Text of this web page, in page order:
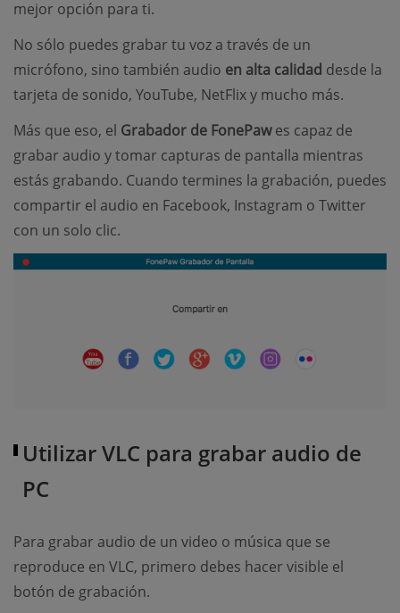
mejor opción para ti.
No sólo puedes grabar tu voz a través de un
micrófono, sino también audio en alta calidad desde la
tarjeta de sonido, YouTube, NetFlix y mucho más.
Más que eso, el Grabador de FonePawes capaz de
grabar audio y tomar capturas de pantalla mientras
estás grabando. Cuando termines la grabación, puedes
compartir el audio en Facebook, Instagram o Twitter
con un solo clic.
Utilizar VLC para grabar audio de
PC
Para grabar audio de un video o música que se
reproduce en VLC, primero debes hacer visible el
botón de grabación.